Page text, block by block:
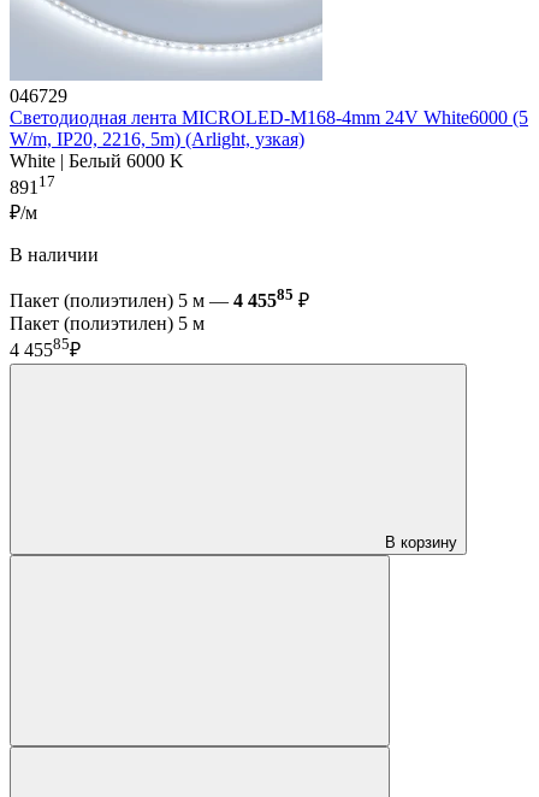
046729
Светодиодная лента MICROLED-M168-4mm 24V White6000 (5
W/m, IP20, 2216, 5m) (Arlight, узкая)
White | Белый 6000 K
891 17
₽/м
В наличии
Пакет (полиэтилен) 5 м — 4 45585 ₽
Пакет (полиэтилен) 5 м
4 45585₽
В корзину